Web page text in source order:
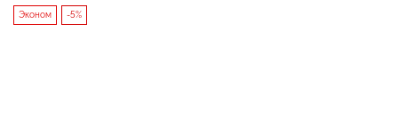
Эконом -5%